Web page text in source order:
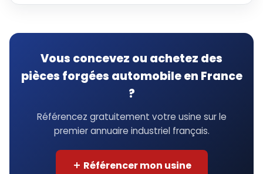
Vous concevez ou achetez des
pièces forgées automobile en France
?
Référencez gratuitement votre usine sur le
premier annuaire industriel français.
Référencer mon usine